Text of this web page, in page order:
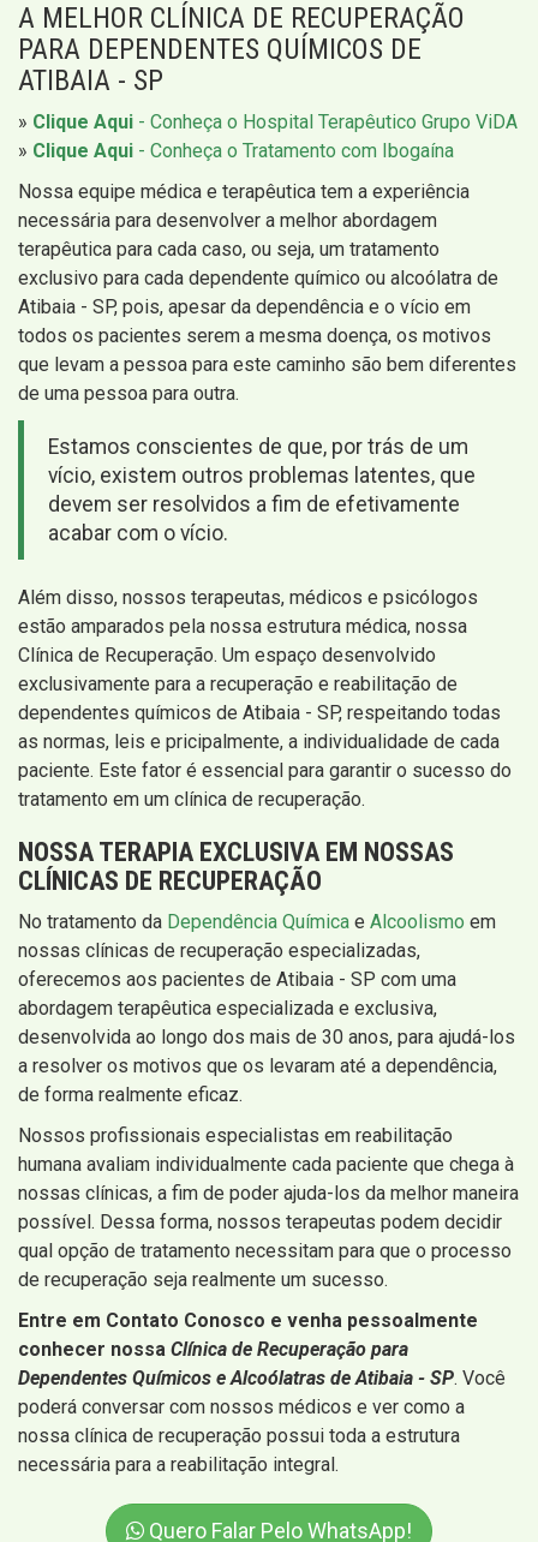
A MELHOR CLÍNICA DE RECUPERAÇÃO
PARA DEPENDENTES QUÍMICOS DE
ATIBAIA - SP
» Clique Aqui - Conheça o Hospital Terapêutico Grupo ViDA
» Clique Aqui - Conheça o Tratamento com Ibogaína
Nossa equipe médica e terapêutica tem a experiência
necessária para desenvolver a melhor abordagem
terapêutica para cada caso, ou seja, um tratamento
exclusivo para cada dependente químico ou alcoólatra de
Atibaia - SP, pois, apesar da dependência e o vício em
todos os pacientes serem a mesma doença, os motivos
que levam a pessoa para este caminho são bem diferentes
de uma pessoa para outra.
Estamos conscientes de que, por trás de um
vício, existem outros problemas latentes, que
devem ser resolvidos a fim de efetivamente
acabar com o vício.
Além disso, nossos terapeutas, médicos e psicólogos
estão amparados pela nossa estrutura médica, nossa
Clínica de Recuperação. Um espaço desenvolvido
exclusivamente para a recuperação e reabilitação de
dependentes químicos de Atibaia - SP, respeitando todas
as normas, leis e pricipalmente, a individualidade de cada
paciente. Este fator é essencial para garantir o sucesso do
tratamento em um clínica de recuperação.
NOSSA TERAPIA EXCLUSIVA EM NOSSAS
CLÍNICAS DE RECUPERAÇÃO
No tratamento da Dependência Química e Alcoolismo em
nossas clínicas de recuperação especializadas,
oferecemos aos pacientes de Atibaia - SP com uma
abordagem terapêutica especializada e exclusiva,
desenvolvida ao longo dos mais de 30 anos, para ajudá-los
a resolver os motivos que os levaram até a dependência,
de forma realmente eficaz.
Nossos profissionais especialistas em reabilitação
humana avaliam individualmente cada paciente que chega à
nossas clínicas, a fim de poder ajuda-los da melhor maneira
possível. Dessa forma, nossos terapeutas podem decidir
qual opção de tratamento necessitam para que o processo
de recuperação seja realmente um sucesso.
Entre em Contato Conosco e venha pessoalmente
conhecer nossa Clínica de Recuperação para
Dependentes Químicos e Alcoólatras de Atibaia - SP. Você
poderá conversar com nossos médicos e ver como a
nossa clínica de recuperação possui toda a estrutura
necessária para a reabilitação integral.
Quero Falar Pelo WhatsApp!